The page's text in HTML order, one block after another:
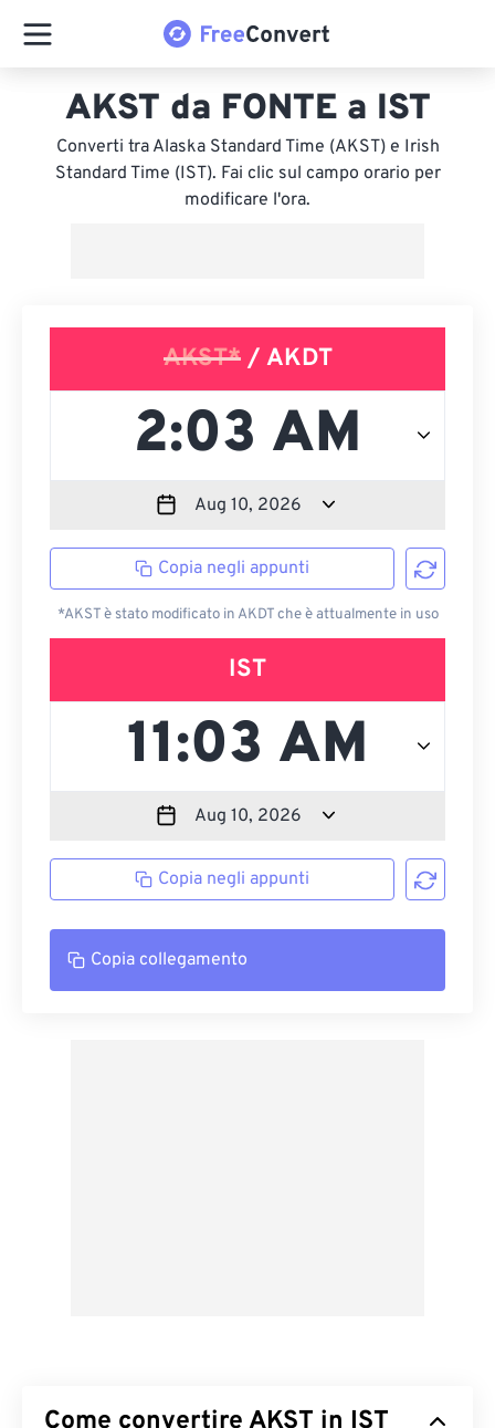
AKST da FONTE a IST
Converti tra Alaska Standard Time (AKST) e Irish
Standard Time (IST). Fai clic sul campo orario per
modificare l'ora.
AKST*/ AKDT
Copia negli appunti
*AKST è stato modificato in AKDT che è attualmente in uso
IST
Copia negli appunti
Copia collegamento